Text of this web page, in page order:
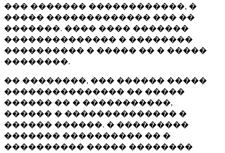
��� ������� ������������, �
����� ������������� ��� ��
�������. ���� ���� �������
�������������� � ��������
���������� � ����� �� � �����
��������.
�� ��������, ��� ������ �����
��������������� �� �����
������ �� � �����������,
������ � �������������� �
������ ������. � ���������
������� ���������� �� �
���������� ����� ��������